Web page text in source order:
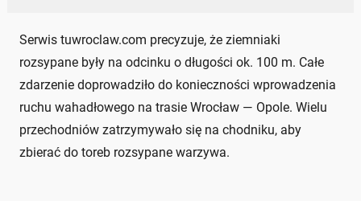
Serwis tuwroclaw.com precyzuje, że ziemniaki
rozsypane były na odcinku o długości ok. 100 m. Całe
zdarzenie doprowadziło do konieczności wprowadzenia
ruchu wahadłowego na trasie Wrocław — Opole. Wielu
przechodniów zatrzymywało się na chodniku, aby
zbierać do toreb rozsypane warzywa.